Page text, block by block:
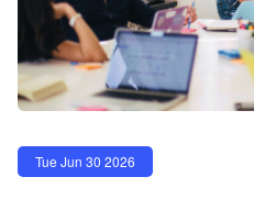
Tue Jun 30 2026